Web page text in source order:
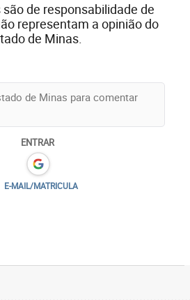
de responsabilidade de
representam a opinião do
de Minas.
ENTRAR
E-MAIL/MATRICULA